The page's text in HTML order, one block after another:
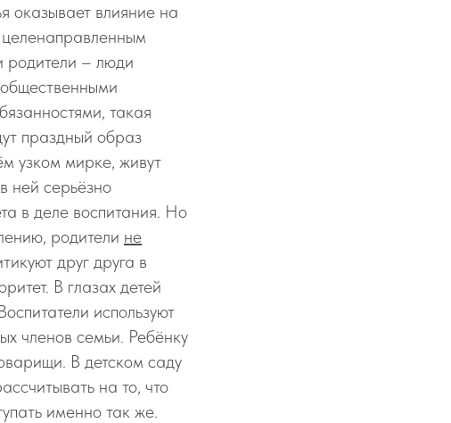
оказывает влияние на
родители – люди
такая
праздный образ
узком мирке, живут
ней серьёзно
в деле воспитания. Но
родители не
друг друга в
В глазах детей
используют
членов семьи. Ребёнку
В детском саду
на то, что
именно так же.